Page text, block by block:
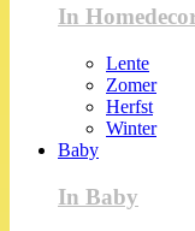
In
Lente
Zomer
Herfst
Winter
Baby
In Baby